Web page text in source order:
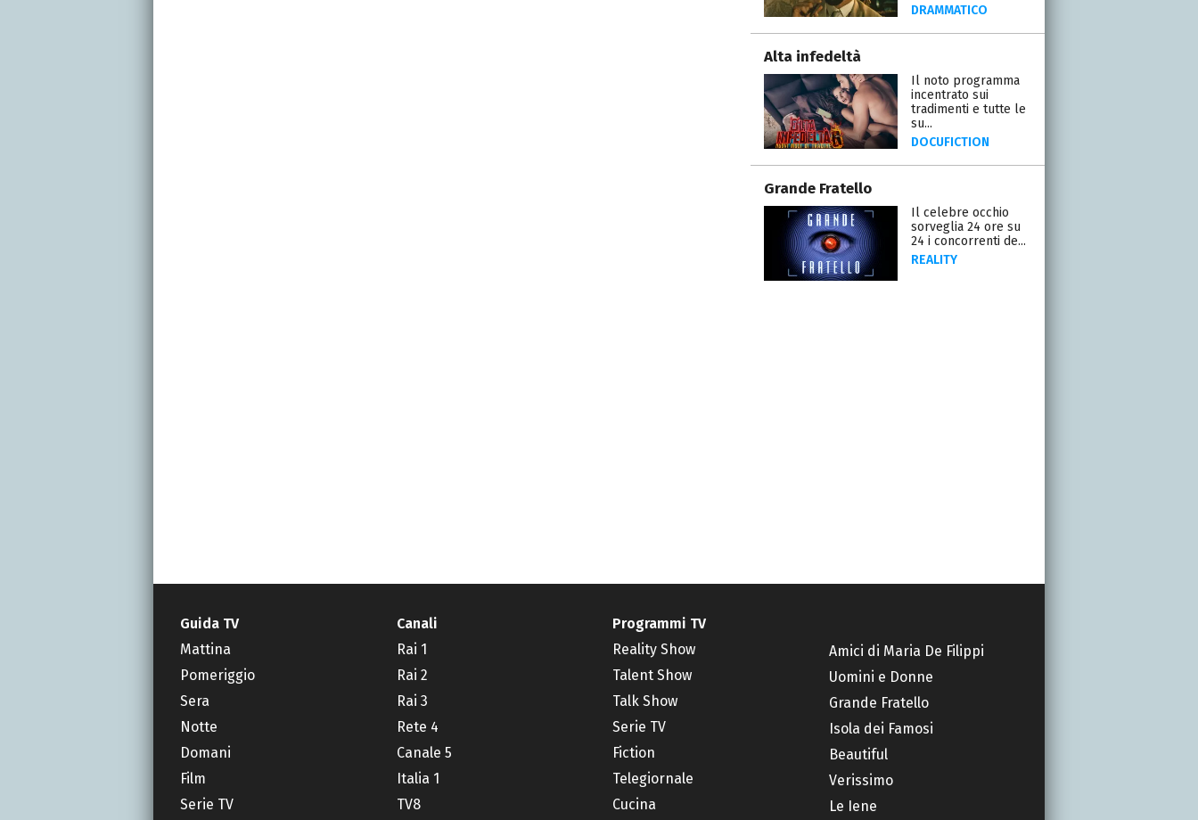
DRAMMATICO
Alta infedeltà
Il noto programma
incentrato sui
tradimenti e tutte le
su...
DOCUFICTION
Grande Fratello
Il celebre occhio
sorveglia 24 ore su
24 i concorrenti de...
REALITY
Guida TV
Mattina
Pomeriggio
Sera
Notte
Domani
Film
Serie TV
Canali
Rai 1
Rai 2
Rai 3
Rete 4
Canale 5
Italia 1
TV8
Programmi TV
Reality Show
Talent Show
Talk Show
Serie TV
Fiction
Telegiornale
Cucina
Amici di Maria De Filippi
Uomini e Donne
Grande Fratello
Isola dei Famosi
Beautiful
Verissimo
Le Iene